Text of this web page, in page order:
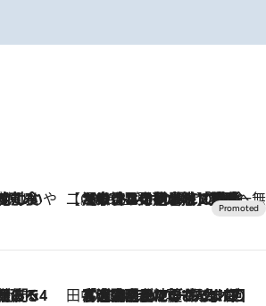
集約 【CREA×星野リゾート】唯一無二。癒しと発見が待つ場所へ
2026.8.7
【トンボの足水浴】ヒノキの香りに包まれて涼感マックス！約13℃の湧水かけ流しを避暑地「星野温泉 トンボの湯」で体験
目の立川立飛歌舞伎へ 田中稲の勝手に再ブーム
2026.8.7
「湘南乃風に憧れて」観客大盛上がりの“タオル回し”に、ラッパー顔負けの高速歌唱まで…さだまさし（74）のアグレッシブすぎる現在地